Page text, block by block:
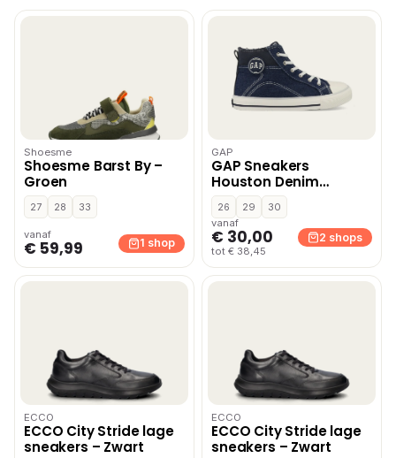
Shoesme
Shoesme Barst By –
Groen
27 28 33
vanaf
€ 59,99 1 shop
GAP
GAP Sneakers
Houston Denim
GAL501F6TYELYB Blauw
– Donker blauw
26 29
30
vanaf
€ 30,00
tot € 38,45
2 shops
ECCO
ECCO City Stride lage
sneakers – Zwart
ECCO
ECCO City Stride lage
sneakers – Zwart